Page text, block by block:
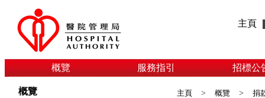
主頁
概覽 服務指引 招標公
概覽 主頁 > 概覽 > 捐